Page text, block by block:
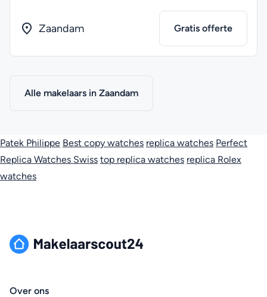
Zaandam Gratis offerte
Alle makelaars in Zaandam
Patek Philippe Best copy watches replica watches Perfect
Replica Watches Swiss top replica watches replica Rolex
watches
Over ons